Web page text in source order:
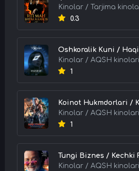
Kinolar / Tarjima
0.3
1
1